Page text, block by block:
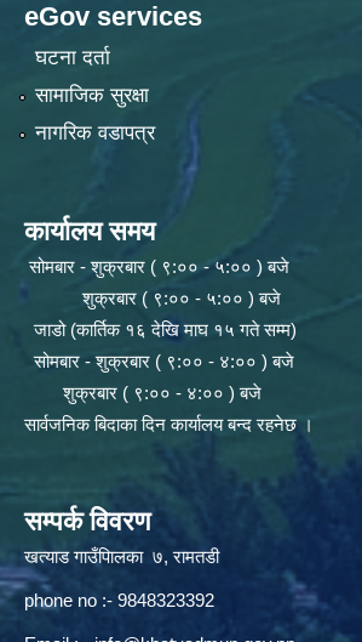
eGov services
घटना दर्ता
सामाजिक सुरक्षा
नागरिक वडापत्र
कार्यालय समय
सोमबार - शुक्रबार ( ९:०० - ५:०० ) बजे
शुक्रबार ( ९:०० - ५:०० ) बजे
जाडो (कार्तिक १६ देखि माघ १५ गते सम्म)
सोमबार - शुक्रबार ( ९:०० - ४:०० ) बजे
शुक्रबार ( ९:०० - ४:०० ) बजे
सार्वजनिक बिदाका दिन कार्यालय बन्द रहनेछ ।
सम्पर्क विवरण
खत्याड गाउँपािलका ७, रामतडी
phone no :- 9848323392